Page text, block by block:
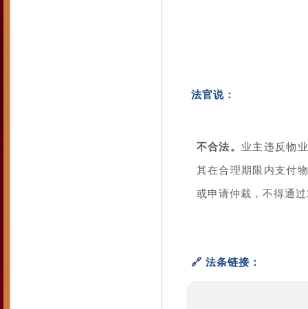
法官说：
不合法。 业主违反物
其在合理期限内支付
或申请仲裁，不得通
🔗 法条链接：